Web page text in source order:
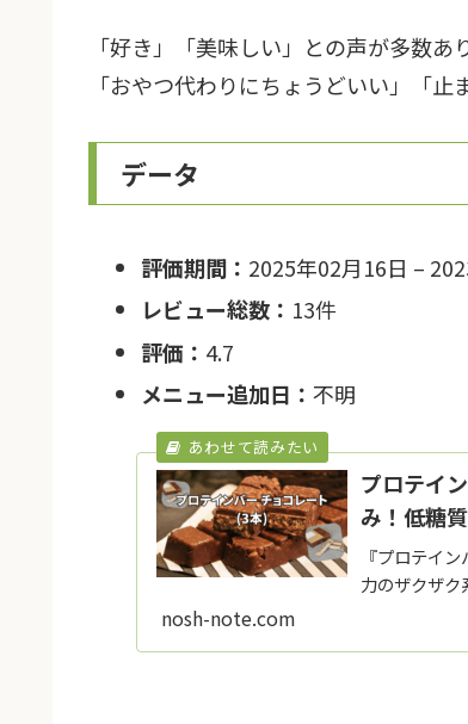
「好き」「美味しい」との声が多数あ
「おやつ代わりにちょうどいい」「止
データ
評価期間： 2025年02月16日 –
レビュー総数： 13件
評価： 4.7
メニュー追加日： 不明
プロテイ
み！低糖
『プロテイ
力のザクザク
nosh-note.com